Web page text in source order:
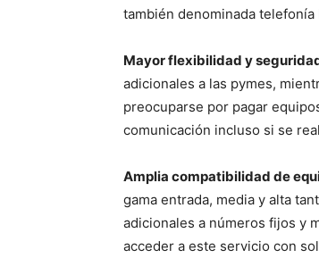
también denominada telefonía
Mayor flexibilidad y
adicionales a las pymes,
preocuparse por pagar
comunicación incluso si se
Amplia compatibilidad de
gama entrada, media y alta
adicionales a números fijos y
acceder a este servicio con